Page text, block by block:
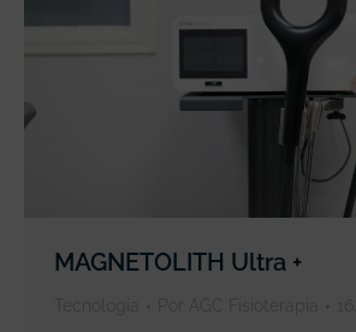
MAGNETOLITH Ultra +